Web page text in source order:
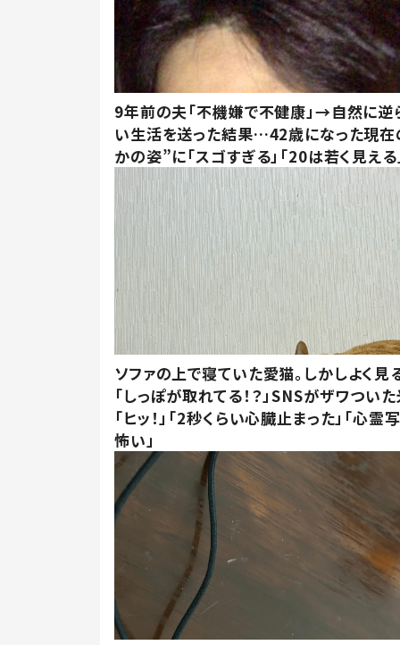
9年前の夫「不機嫌で不健康」→自然に逆
い生活を送った結果…42歳になった現在
かの姿”に「スゴすぎる」「20は若く見える
ソファの上で寝ていた愛猫。しかしよく
「しっぽが取れてる！？」SNSがザワつい
「ヒッ！」「2秒くらい心臓止まった」「心霊
怖い」